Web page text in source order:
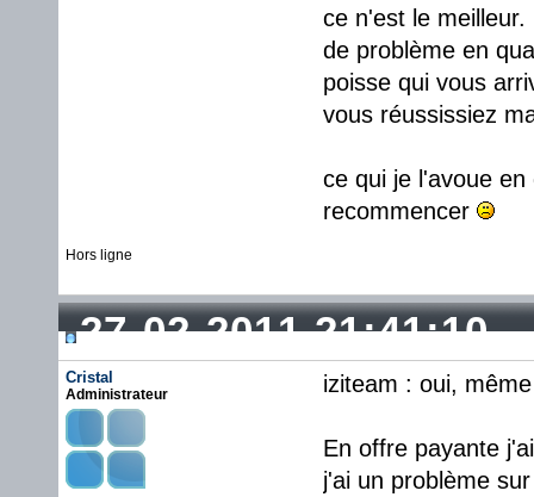
ce n'est le
de problème en
poisse qui vous
vous réussissiez
ce qui je l'avoue
recommencer
Hors ligne
27-02-2011 21:41:10
Cristal
Administrateur iziteam : oui,
En offre payante
j'ai un problème